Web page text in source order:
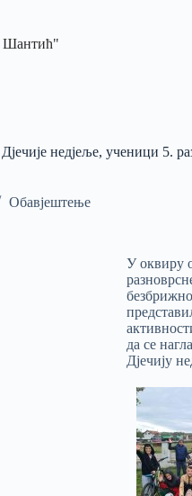
недјеље, ученици 5.
Обавјештење
У оквиру
да се
Дјечију